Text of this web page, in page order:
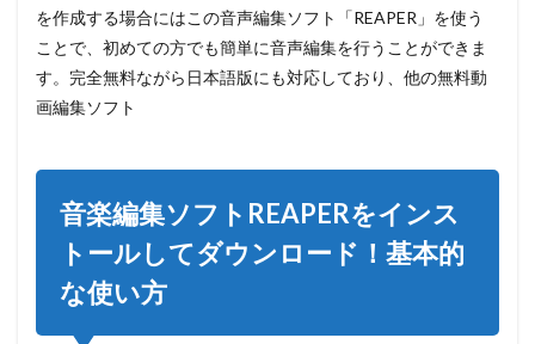
3
編集
前に
やる
べき
3つ
3.1
REAPER
で音を
めの設
を作成する場合にはこの音声編集ソフト「REAPER」を使う
ことで、初めての方でも簡単に音声編集を行うことができま
す。完全無料ながら日本語版にも対応しており、他の無料動
画編集ソフト
音楽編集ソフトREAPERをインス
トールしてダウンロード！基本的
な使い方